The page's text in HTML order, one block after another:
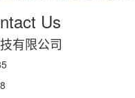
Us
有限公司